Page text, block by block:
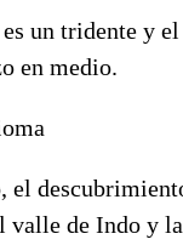
un tridente y
en medio.
el
de Indo y